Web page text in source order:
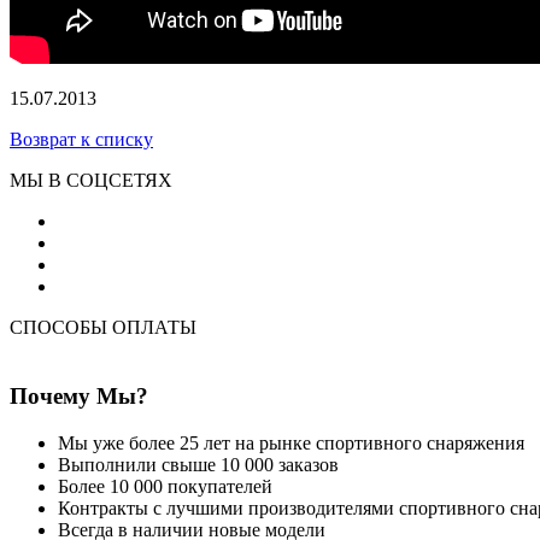
15.07.2013
Возврат к списку
МЫ В СОЦСЕТЯХ
СПОСОБЫ ОПЛАТЫ
Почему Мы?
Мы уже более 25 лет на рынке спортивного снаряжения
Выполнили свыше 10 000 заказов
Более 10 000 покупателей
Контракты с лучшими производителями спортивного
Всегда в наличии новые модели